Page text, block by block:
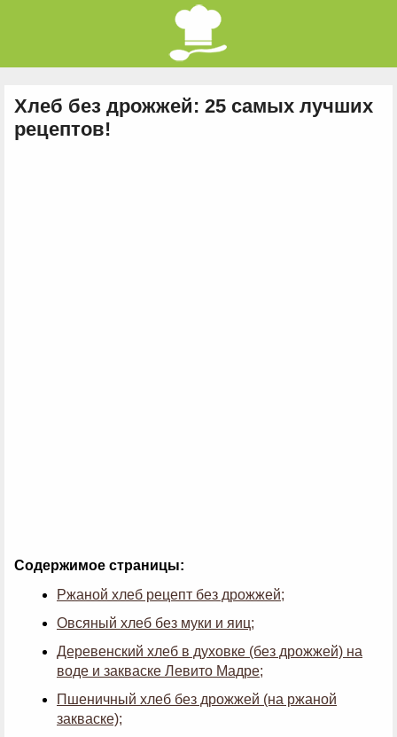
Хлеб без дрожжей: 25 самых лучших
рецептов!
Содержимое страницы:
Ржаной хлеб рецепт без дрожжей;
Овсяный хлеб без муки и яиц;
Деревенский хлеб в духовке (без дрожжей) на
воде и закваске Левито Мадре;
Пшеничный хлеб без дрожжей (на ржаной
закваске);